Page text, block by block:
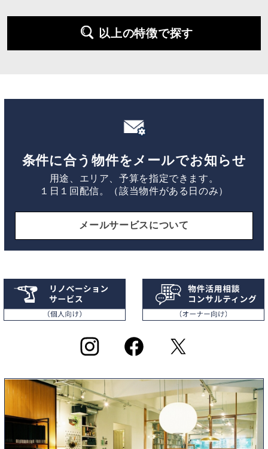
以上の特徴で探す
条件に合う物件をメールでお知らせ
用途、エリア、予算を指定できます。
１日１回配信。（該当物件がある日のみ）
メールサービスについて